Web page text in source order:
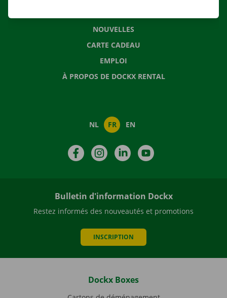
NOUVELLES
CARTE CADEAU
EMPLOI
À PROPOS DE DOCKX RENTAL
NL FR EN
FacebookInstagramLinkedIn
Bulletin d'information Dockx
Restez informés des nouveautés et promotions
INSCRIPTION
Dockx Boxes